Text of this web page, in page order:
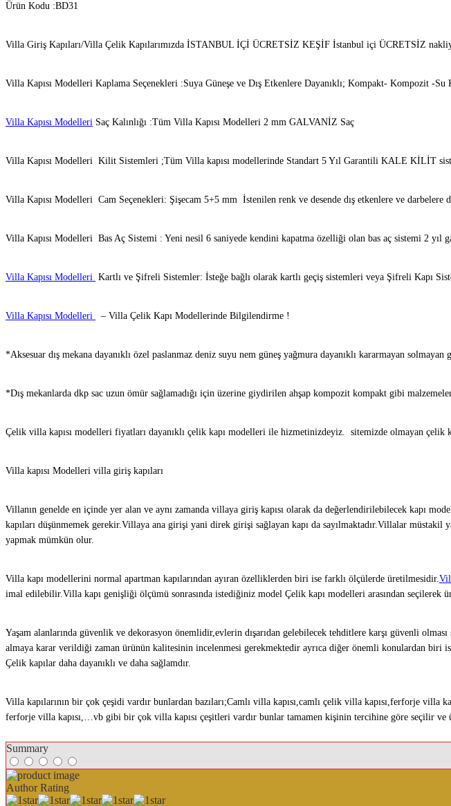
Ürün Kodu :BD31
Villa Giriş Kapıları/Villa Çelik Kapılarımızda İSTANBUL İÇİ ÜCRETSİZ KEŞİF İstanbul içi ÜCRETSİZ
Villa Kapısı Modelleri Kaplama Seçenekleri :Suya Güneşe ve Dış Etkenlere Dayanıklı; Kompakt- Kompozit -Su
Villa Kapısı Modelleri Saç Kalınlığı :Tüm Villa Kapısı Modelleri 2 mm GALVANİZ Saç
Villa Kapısı Modelleri Kilit Sistemleri ;Tüm Villa kapısı modellerinde Standart 5 Yıl Garantili KALE KİLİT
Villa Kapısı Modelleri Cam Seçenekleri: Şişecam 5+5 mm İstenilen renk ve desende dış etkenlere ve darbelere
Villa Kapısı Modelleri Bas Aç Sistemi : Yeni nesil 6 saniyede kendini kapatma özelliği olan bas aç sistemi 2 yıl
Villa Kapısı Modelleri Kartlı ve Şifreli Sistemler: İsteğe bağlı olarak kartlı geçiş sistemleri veya Şifreli Kapı
Villa Kapısı Modelleri – Villa Çelik Kapı Modellerinde Bilgilendirme !
*Aksesuar dış mekana dayanıklı özel paslanmaz deniz suyu nem güneş yağmura dayanıklı kararmayan
*Dış mekanlarda dkp sac uzun ömür sağlamadığı için üzerine giydirilen ahşap kompozit kompakt gibi
Çelik villa kapısı modelleri fiyatları dayanıklı çelik kapı modelleri ile hizmetinizdeyiz. sitemizde olmayan
Villa kapısı Modelleri villa giriş kapıları
Villanın genelde en içinde yer alan ve aynı zamanda villaya giriş kapısı olarak da değerlendirilebilecek kapı
kapıları düşünmemek gerekir.Villaya ana girişi yani direk girişi sağlayan kapı da sayılmaktadır.Villalar
yapmak mümkün olur.
Villa kapı modellerini normal apartman kapılarından ayıran özelliklerden biri ise farklı ölçülerde üretilmesidir.
imal edilebilir.Villa kapı genişliği ölçümü sonrasında istediğiniz model Çelik kapı modelleri arasından seçilerek
Yaşam alanlarında güvenlik ve dekorasyon önemlidir,evlerin dışarıdan gelebilecek tehditlere karşı güvenli
almaya karar verildiği zaman ürünün kalitesinin incelenmesi gerekmektedir ayrıca diğer önemli konulardan biri
Çelik kapılar daha dayanıklı ve daha sağlamdır.
Villa kapılarının bir çok çeşidi vardır bunlardan bazıları;Camlı villa kapısı,camlı çelik villa kapısı,ferforje villa
ferforje villa kapısı,…vb gibi bir çok villa kapısı çeşitleri vardır bunlar tamamen kişinin tercihine göre seçilir ve
Summary
Author Rating